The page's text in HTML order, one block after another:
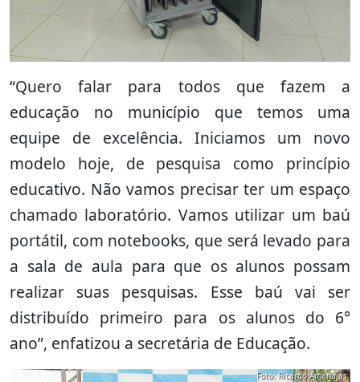
“Quero falar para todos que fazem a
educação no município que temos uma
equipe de excelência. Iniciamos um novo
modelo hoje, de pesquisa como princípio
educativo. Não vamos precisar ter um espaço
chamado laboratório. Vamos utilizar um baú
portátil, com notebooks, que será levado para
a sala de aula para que os alunos possam
realizar suas pesquisas. Esse baú vai ser
distribuído primeiro para os alunos do 6°
ano”, enfatizou a secretária de Educação.
Foto: Ricardo Amanajás